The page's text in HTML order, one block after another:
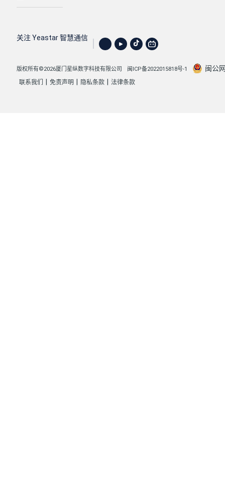
关注 Yeastar 智慧通信
版权所有©2026厦门星纵数字科技有限公司 闽ICP备2022015818号-1 闽公
联系我们 免责声明 隐私条款 法律条款